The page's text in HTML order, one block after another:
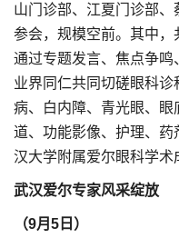
山门诊部、江夏门诊部
参会，规模空前。其中，
通过专题发言、焦点争
业界同仁共同切磋眼科
病、白内障、青光眼、眼
道、功能影像、护理、
汉大学附属爱尔眼科学术
武汉爱尔专家风采绽放
（9月5日）